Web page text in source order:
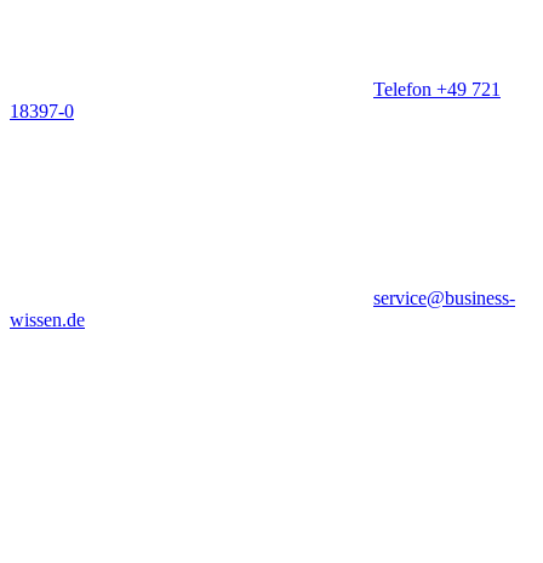
Telefon +49 721
18397-0
service@business-
wissen.de